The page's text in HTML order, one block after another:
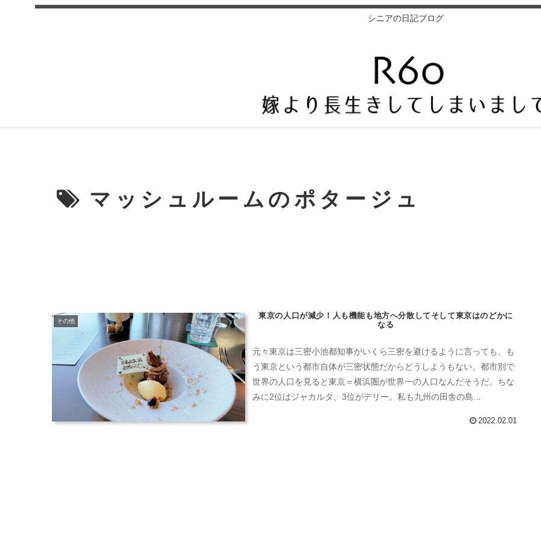
シニアの日記ブログ
マッシュルームのポタージュ
その他
東京の人口が減少！人も機能も地方へ分散してそして東京はのどかに
なる
元々東京は三密小池都知事がいくら三密を避けるように言っても、も
う東京という都市自体が三密状態だからどうしようもない。都市別で
世界の人口を見ると東京＝横浜圏が世界一の人口なんだそうだ。ちな
みに2位はジャカルタ、3位がデリー。私も九州の田舎の島...
2022.02.01